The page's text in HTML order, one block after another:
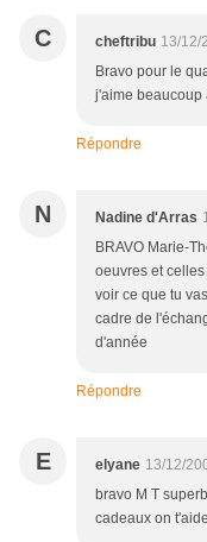
C cheftribu 13/12/
Bravo pour le
j'aime beaucoup
Répondre
N Nadine d'Arras
BRAVO Marie-
oeuvres et
voir ce que tu
cadre de
d'année
Répondre
E elyane 13/12/
bravo M T
cadeaux on